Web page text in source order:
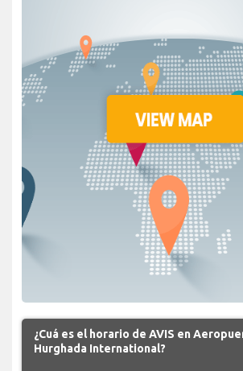
¿Cuá es el horario de AVIS en
Hurghada International?